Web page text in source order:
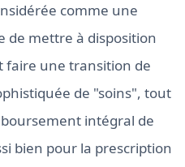
comme une
de mettre à disposition
faire une transition de
de "soins", tout
intégral de
bien pour la prescription